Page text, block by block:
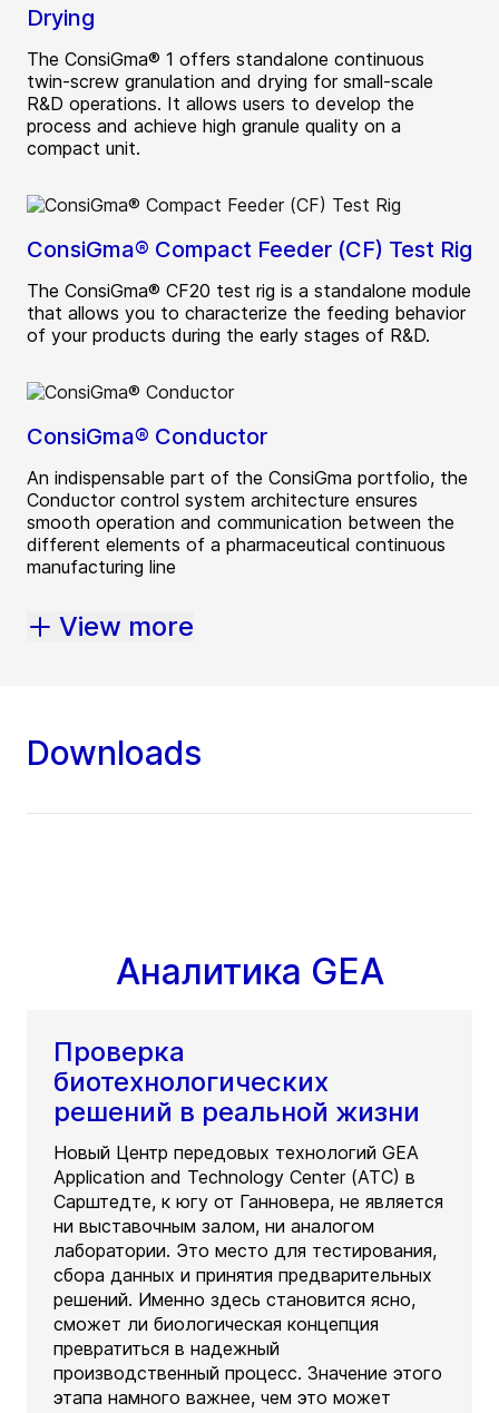
Drying
The ConsiGma® 1 offers standalone continuous
twin-screw granulation and drying for small-scale
R&D operations. It allows users to develop the
process and achieve high granule quality on a
compact unit.
ConsiGma® Compact Feeder (CF) Test Rig
The ConsiGma® CF20 test rig is a standalone module
that allows you to characterize the feeding behavior
of your products during the early stages of R&D.
ConsiGma® Conductor
An indispensable part of the ConsiGma portfolio, the
Conductor control system architecture ensures
smooth operation and communication between the
different elements of a pharmaceutical continuous
manufacturing line
View more
Downloads
Аналитика GEA
Проверка
биотехнологических
решений в реальной жизни
Новый Центр передовых технологий GEA
Application and Technology Center (ATC) в
Сарштедте, к югу от Ганновера, не является
ни выставочным залом, ни аналогом
лаборатории. Это место для тестирования,
сбора данных и принятия предварительных
решений. Именно здесь становится ясно,
сможет ли биологическая концепция
превратиться в надежный
производственный процесс. Значение этого
этапа намного важнее, чем это может